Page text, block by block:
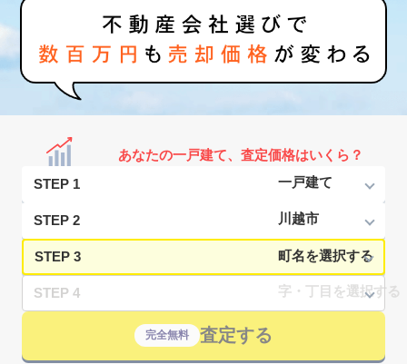
あなたの一戸建て、査定価格はいくら？
STEP 1
STEP 2
STEP 3
STEP 4
完全無料 査定する
家査定シミュレーター
お問い合わせ